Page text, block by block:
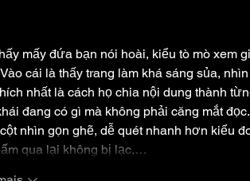
mấy đứa bạn nói hoài, kiểu tò mò xem
cái là thấy trang làm khá sáng sủa, nhìn
nhất là cách họ chia nội dung thành
đang có gì mà không phải căng mắt đọc.
nhìn gọn ghẽ, dễ quét nhanh hơn kiểu
qua lại không bị lạc,…